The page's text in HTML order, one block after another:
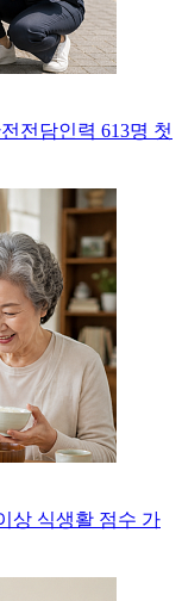
전담인력 613명 첫
상 식생활 점수 가